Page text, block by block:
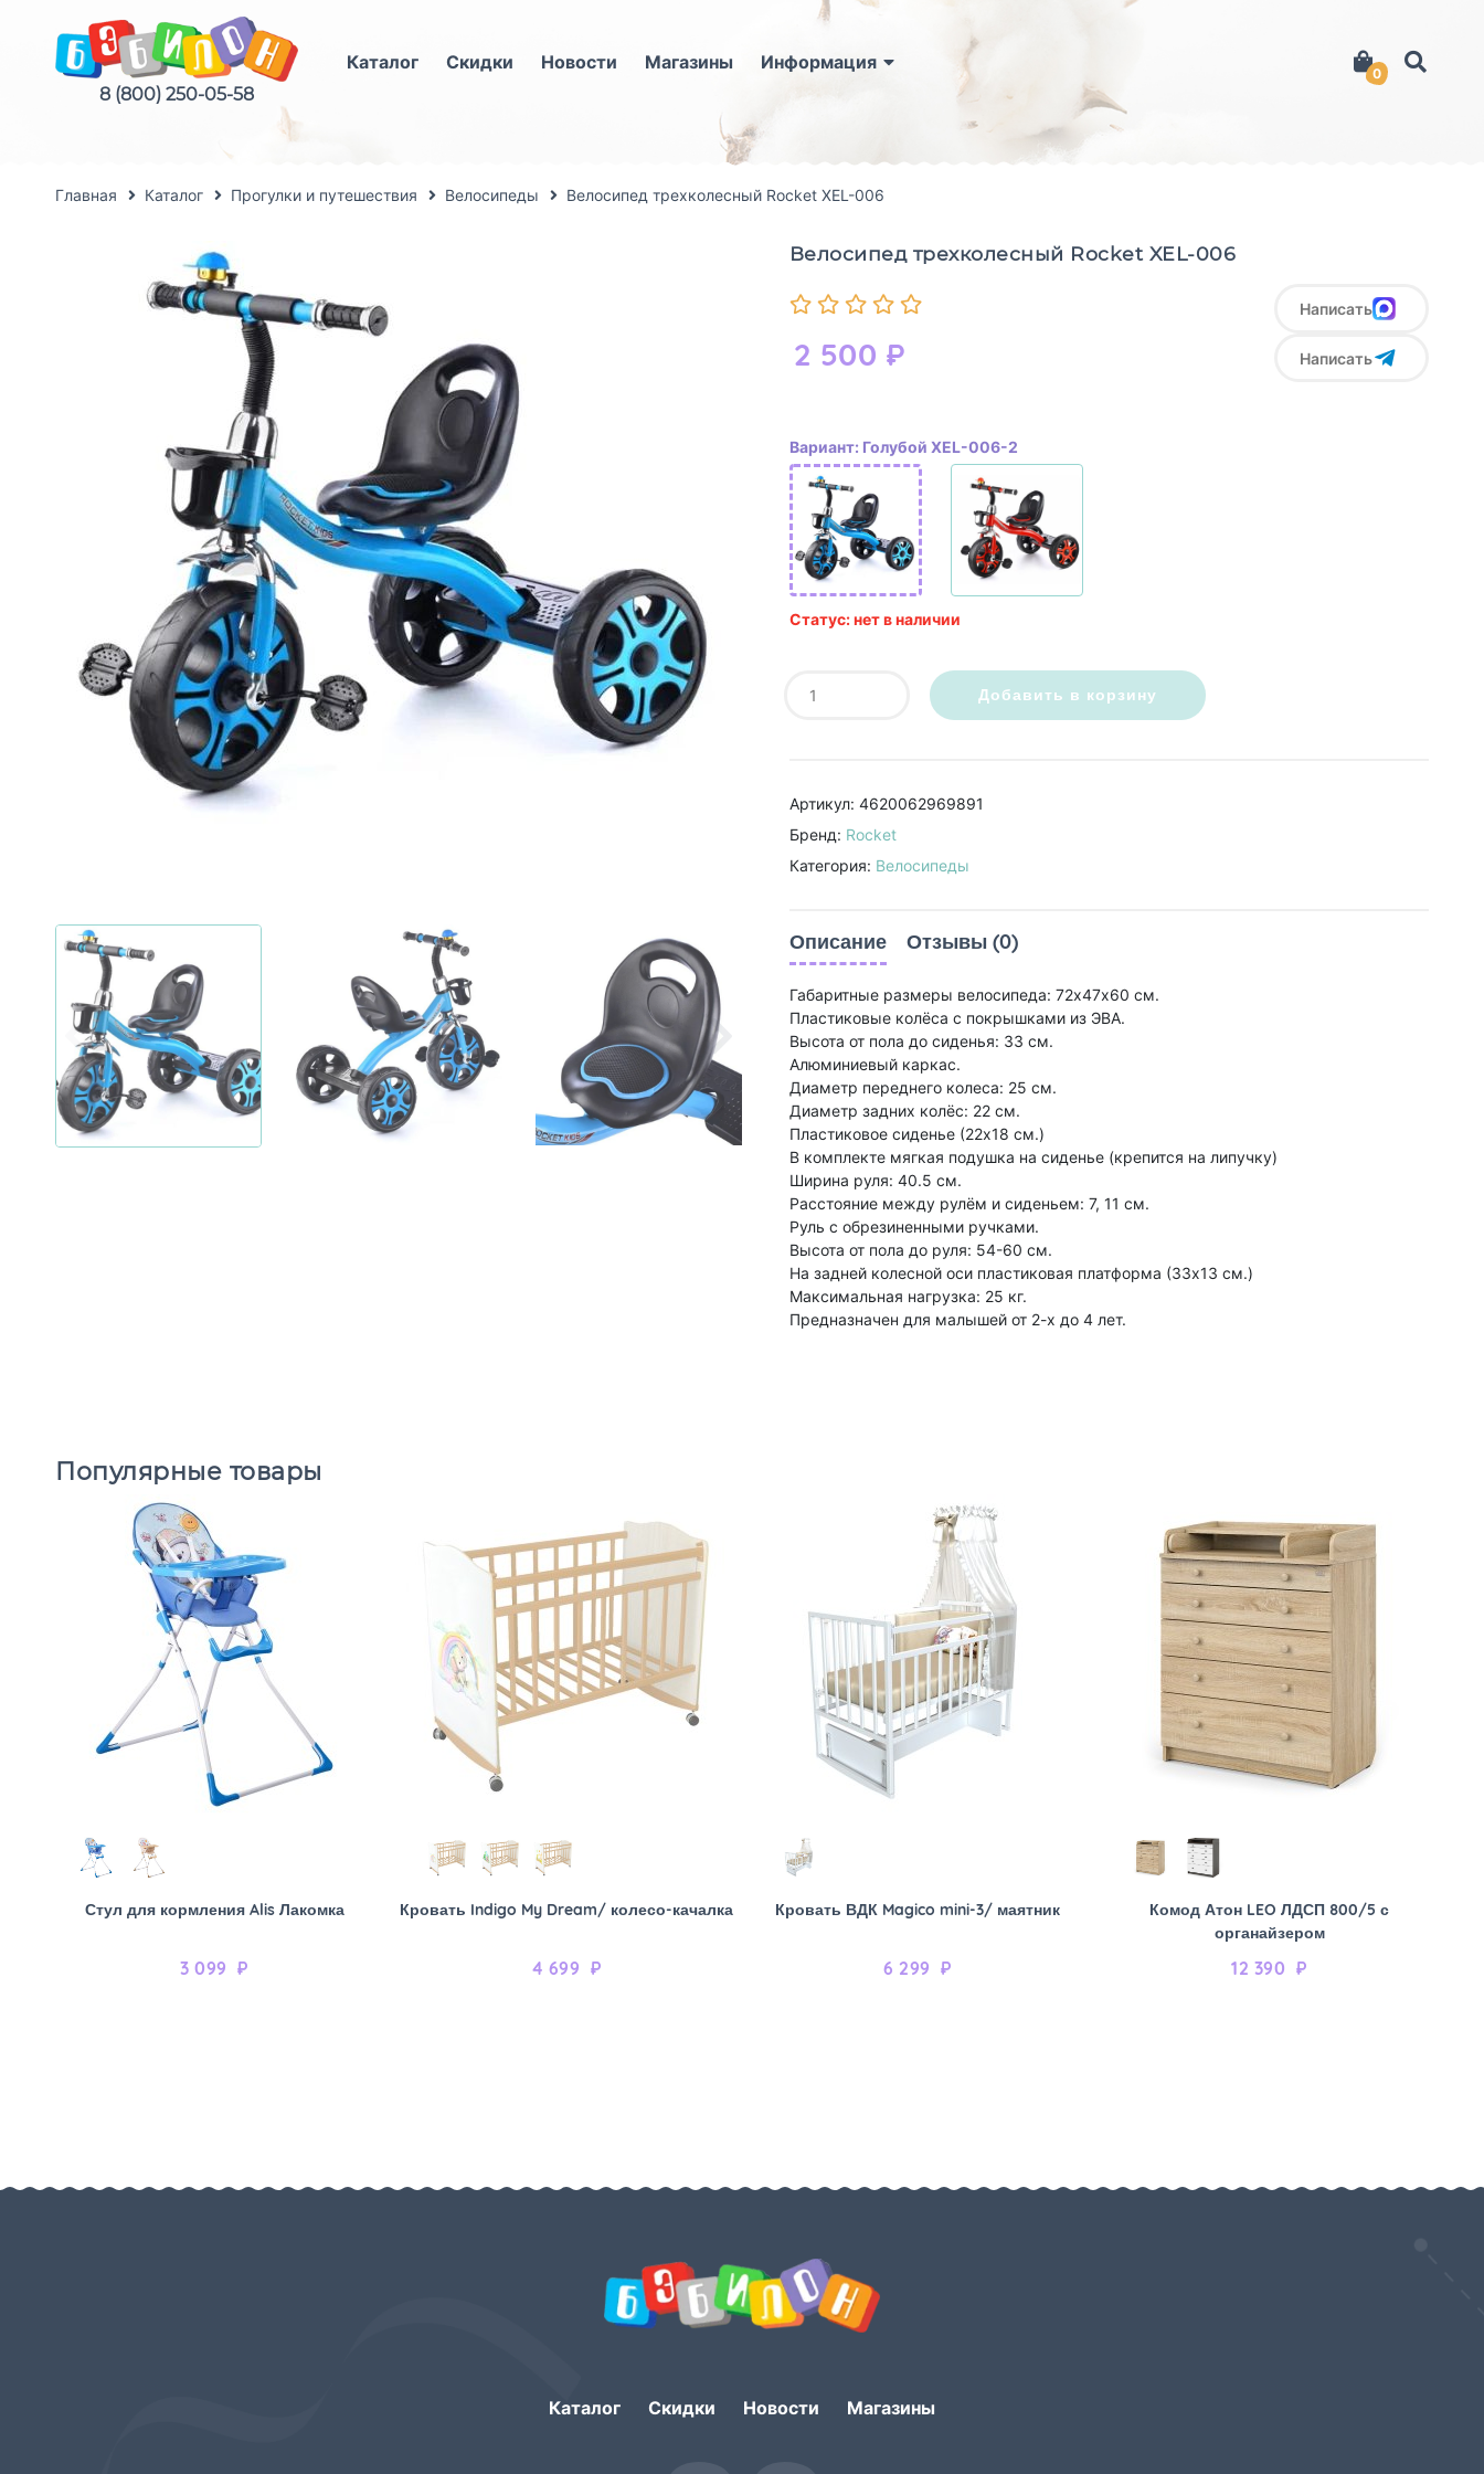
8 (800) 250-05-58
Каталог Скидки Новости Магазины Информация
0
Главная Каталог Прогулки и путешествия Велосипеды Велосипед трехколесный Rocket XEL-006
Велосипед трехколесный Rocket XEL-006
2 500 ₽
Написать
Написать
Вариант: Голубой XEL-006-2
Статус: нет в наличии
Добавить в корзину
Артикул: 4620062969891
Бренд: Rocket
Категория: Велосипеды
Описание Отзывы (0)
Габаритные размеры велосипеда: 72х47х60 см.
Пластиковые колёса с покрышками из ЭВА.
Высота от пола до сиденья: 33 см.
Алюминиевый каркас.
Диаметр переднего колеса: 25 см.
Диаметр задних колёс: 22 см.
Пластиковое сиденье (22х18 см.)
В комплекте мягкая подушка на сиденье (крепится на липучку)
Ширина руля: 40.5 см.
Расстояние между рулём и сиденьем: 7, 11 см.
Руль с обрезиненными ручками.
Высота от пола до руля: 54-60 см.
На задней колесной оси пластиковая платформа (33х13 см.)
Максимальная нагрузка: 25 кг.
Предназначен для малышей от 2-х до 4 лет.
Популярные товары
Стул для кормления Alis Лакомка
3 099 ₽
Кровать Indigo My Dream/ колесо-качалка
4 699 ₽
Кровать ВДК Magico mini-3/ маятник
6 299 ₽
Комод Атон LEO ЛДСП 800/5 с
органайзером
12 390 ₽
Каталог Скидки Новости Магазины